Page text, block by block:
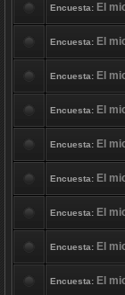
Encuesta: El
Encuesta: El
Encuesta: El
Encuesta: El
Encuesta: El
Encuesta: El
Encuesta: El
Encuesta: El
Encuesta: El